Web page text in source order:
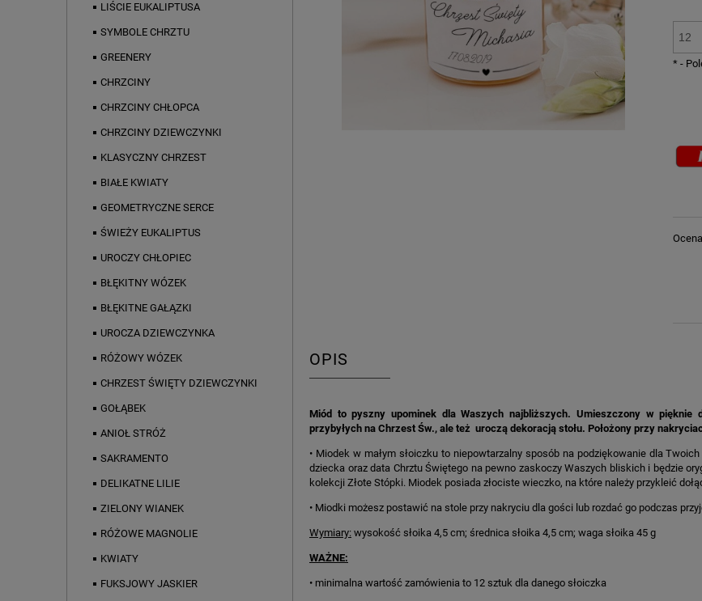
LIŚCIE EUKALIPTUSA
SYMBOLE CHRZTU
GREENERY
CHRZCINY
CHRZCINY CHŁOPCA
CHRZCINY DZIEWCZYNKI
KLASYCZNY CHRZEST
BIAŁE KWIATY
GEOMETRYCZNE SERCE
ŚWIEŻY EUKALIPTUS
UROCZY CHŁOPIEC
BŁĘKITNY WÓZEK
BŁĘKITNE GAŁĄZKI
UROCZA DZIEWCZYNKA
RÓŻOWY WÓZEK
CHRZEST ŚWIĘTY DZIEWCZYNKI
GOŁĄBEK
ANIOŁ STRÓŻ
SAKRAMENTO
DELIKATNE LILIE
ZIELONY WIANEK
RÓŻOWE MAGNOLIE
KWIATY
FUKSJOWY JASKIER
* -
OPIS
Miód to pyszny upominek dla Waszych najbliższych. Umieszczony w pięknie
przybyłych na Chrzest Św., ale też uroczą dekoracją stołu. Położony przy
• Miodek w małym słoiczku to niepowtarzalny sposób na podziękowanie dla
dziecka oraz data Chrztu Świętego na pewno zaskoczy Waszych bliskich i będzie
kolekcji Złote Stópki. Miodek posiada złociste wieczko, na które należy przykleić
• Miodki możesz postawić na stole przy nakryciu dla gości lub rozdać go podczas
Wymiary: wysokość słoika 4,5 cm; średnica słoika 4,5 cm; waga słoika 45 g
WAŻNE:
• minimalna wartość zamówienia to 12 sztuk dla danego słoiczka